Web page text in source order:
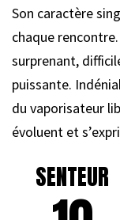
Son caractère
chaque
surprenant,
puissante.
du vaporisateur
évoluent et
SENTEUR